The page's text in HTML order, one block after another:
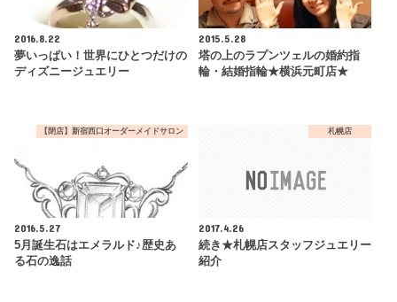
2016.8.22
夢いっぱい！世界にひとつだけの
ディズニージュエリー
2015.5.28
塔の上のラプンツェルの婚約指
輪・結婚指輪★横浜元町店★
【閉店】新宿西口オーダーメイドサロン
2016.5.27
5月誕生石はエメラルド♪歴史あ
る石の逸話
札幌店
2017.4.26
続き★札幌店スタッフジュエリー
紹介